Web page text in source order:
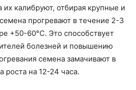
их калибруют, отбирая крупные и
прогревают в течение 2-3
+50-60°C. Это способствует
болезней и повышению
семена замачивают в
роста на 12-24 часа.